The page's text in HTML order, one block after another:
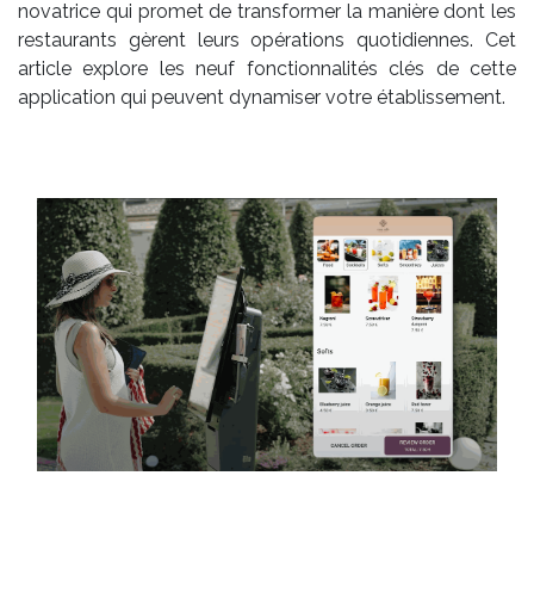
novatrice qui promet de transformer la manière dont les
restaurants gèrent leurs opérations quotidiennes. Cet
article explore les neuf fonctionnalités clés de cette
application qui peuvent dynamiser votre établissement.